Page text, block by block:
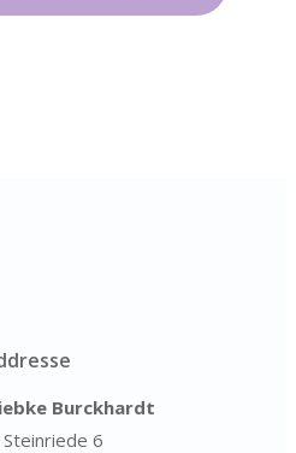
Burckhardt
6